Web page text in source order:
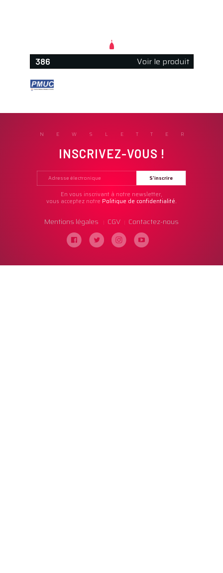
386 Voir le produit
NEWSLETTER
INSCRIVEZ-VOUS !
En vous inscrivant à notre newsletter,
vous acceptez notre Politique de confidentialité.
Mentions légales | CGV | Contactez-nous